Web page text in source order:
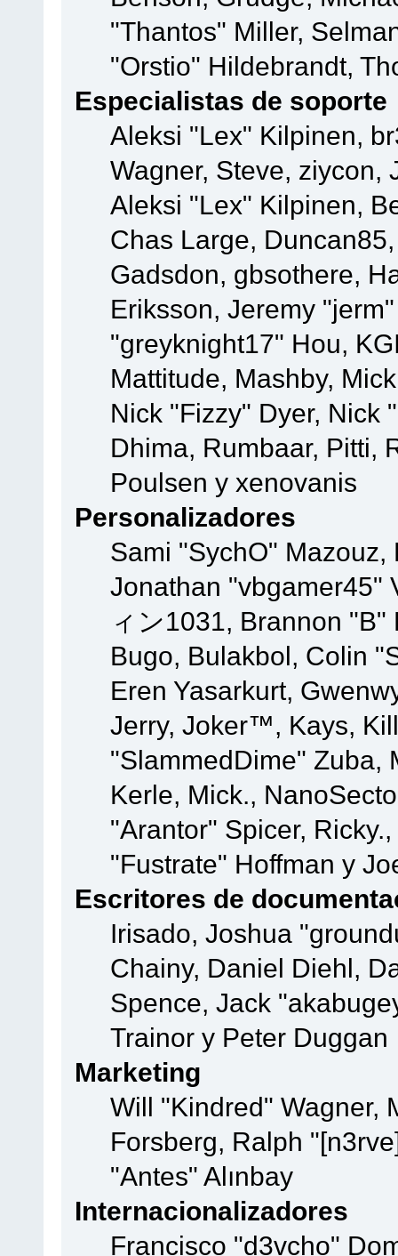
"Thantos" Miller,
"Orstio" Hildebrandt,
Especialistas de soporte
Aleksi "Lex" Kilpinen,
Wagner, Steve, ziycon,
Aleksi "Lex" Kilpinen,
Chas Large,
Gadsdon, gbsothere,
Eriksson, Jeremy
"greyknight17" Hou,
Mattitude, Mashby,
Nick "Fizzy" Dyer, Nick
Dhima, Rumbaar, Pitti,
Poulsen y xenovanis
Personalizadores
Sami "SychO"
Jonathan "vbgamer45"
ィン1031, Brannon
Bugo, Bulakbol, Colin
Eren Yasarkurt,
Jerry, Joker™, Kays,
"SlammedDime" Zuba,
Kerle, Mick.,
"Arantor" Spicer,
"Fustrate" Hoffman y
Escritores de
Irisado, Joshua
Chainy, Daniel Diehl,
Spence, Jack
Trainor y Peter Duggan
Marketing
Will "Kindred" Wagner,
Forsberg, Ralph
"Antes" Alınbay
Internacionalizadores
Francisco "d3vcho"